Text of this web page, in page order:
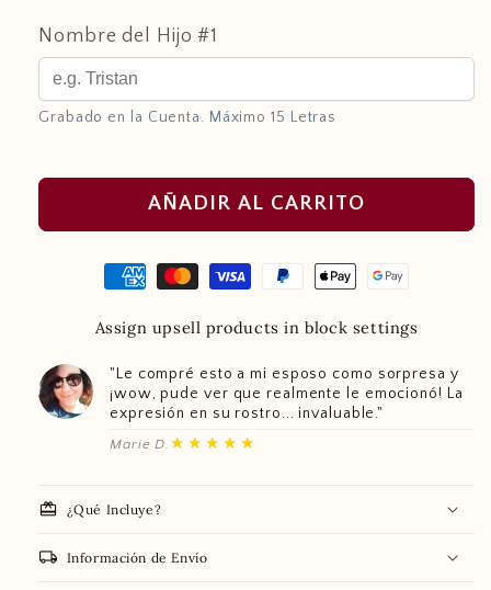
Nombre del Hijo #1
Grabado en la Cuenta. Máximo 15 Letras
AÑADIR AL CARRITO
Assign upsell products in block settings
"Le compré esto a mi esposo como sorpresa y
¡wow, pude ver que realmente le emocionó! La
expresión en su rostro... invaluable."
Marie D. ★★★★★
redeem ¿Qué Incluye?
local_shipping Información de Envío